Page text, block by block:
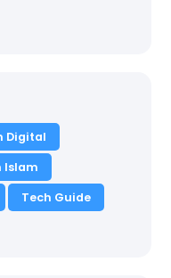
Digital
Islam
Tech Guide